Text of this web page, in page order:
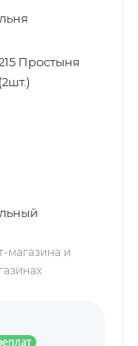
Простыня
магазина и